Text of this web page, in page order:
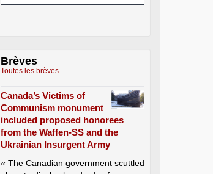
Brèves
Toutes les brèves
Canada’s Victims of
Communism monument
included proposed honorees
from the Waffen-SS and the
Ukrainian Insurgent Army
« The Canadian government scuttled